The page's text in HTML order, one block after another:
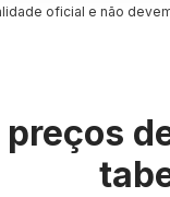
oficial e não
preços